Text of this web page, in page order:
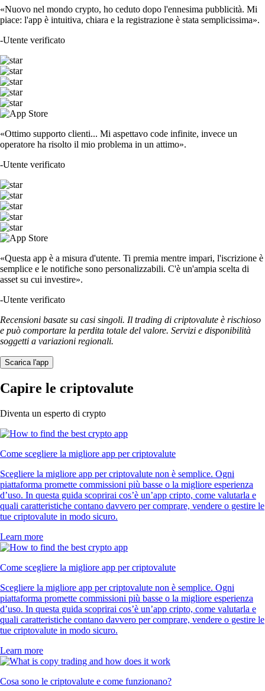
«Nuovo nel mondo crypto, ho ceduto dopo l'ennesima pubblicità. Mi
piace: l'app è intuitiva, chiara e la registrazione è stata semplicissima».
-Utente verificato
«Ottimo supporto clienti... Mi aspettavo code infinite, invece un
operatore ha risolto il mio problema in un attimo».
-Utente verificato
«Questa app è a misura d'utente. Ti premia mentre impari, l'iscrizione è
semplice e le notifiche sono personalizzabili. C'è un'ampia scelta di
asset su cui investire».
-Utente verificato
Recensioni basate su casi singoli. Il trading di criptovalute è rischioso
e può comportare la perdita totale del valore. Servizi e disponibilità
soggetti a variazioni regionali.
Scarica l'app
Capire le criptovalute
Diventa un esperto di crypto
Come scegliere la migliore app per criptovalute
Scegliere la migliore app per criptovalute non è semplice. Ogni
piattaforma promette commissioni più basse o la migliore esperienza
d’uso. In questa guida scoprirai cos’è un’app cripto, come valutarla e
quali caratteristiche contano davvero per comprare, vendere o gestire le
tue criptovalute in modo sicuro.
Learn more
Come scegliere la migliore app per criptovalute
Scegliere la migliore app per criptovalute non è semplice. Ogni
piattaforma promette commissioni più basse o la migliore esperienza
d’uso. In questa guida scoprirai cos’è un’app cripto, come valutarla e
quali caratteristiche contano davvero per comprare, vendere o gestire le
tue criptovalute in modo sicuro.
Learn more
Cosa sono le criptovalute e come funzionano?